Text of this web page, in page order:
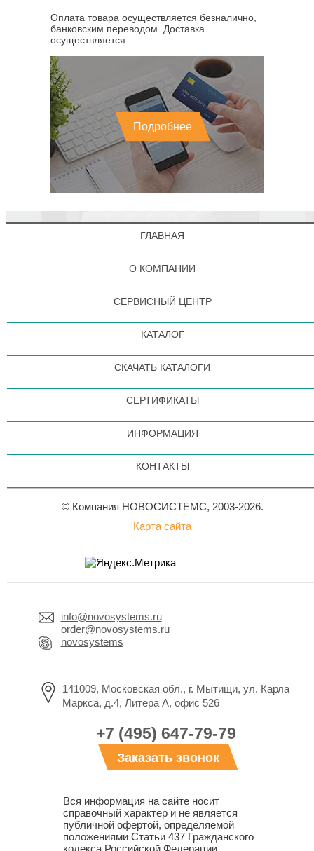
Оплата товара осуществляется безналично,
банковским переводом. Доставка
осуществляется...
Подробнее
ГЛАВНАЯ
О КОМПАНИИ
СЕРВИСНЫЙ ЦЕНТР
КАТАЛОГ
СКАЧАТЬ КАТАЛОГИ
СЕРТИФИКАТЫ
ИНФОРМАЦИЯ
КОНТАКТЫ
© Компания НОВОСИСТЕМС, 2003-2026.
Карта сайта
info@novosystems.ru
order@novosystems.ru
novosystems
141009, Московская обл., г. Мытищи, ул. Карла
Маркса, д.4, Литера А, офис 526
+7 (495) 647-79-79
Заказать звонок
Вся информация на сайте носит
справочный характер и не является
публичной офертой, определяемой
положениями Статьи 437 Гражданского
кодекса Российской Федерации.